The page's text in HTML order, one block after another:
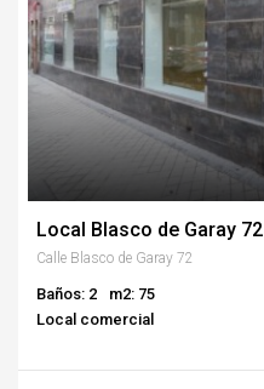
Local Blasco de Garay 72
Calle Blasco de Garay 72
Baños: 2
m2: 75
Local comercial